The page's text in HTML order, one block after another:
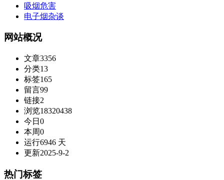
吸烟危害
电子烟杂谈
网站概况
文章3356
分类13
标签165
留言99
链接2
浏览18320438
今日 0
本周0
运行6946 天
更新2025-9-2
热门标签